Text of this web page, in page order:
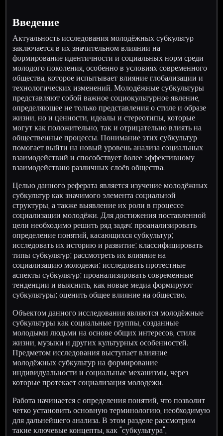
Введение
Актуальность исследования молодёжных субкультур
заключается в их значительном влиянии на
формирование идентичности и социальных норм среди
молодого поколения, особенно в условиях современного
общества, которое испытывает влияние глобализации и
технологических изменений. Молодёжные субкультуры
представляют собой важное социокультурное явление,
определяющее не только представления о стиле и образе
жизни, но и ценности, идеалы и стереотипы, которые
могут как положительно, так и отрицательно влиять на
общественные процессы. Понимание этих субкультур
помогает выйти на новый уровень анализа социальных
взаимодействий и способствует более эффективному
взаимодействию различных слоёв общества.
Целью данного реферата является изучение молодёжных
субкультур как значимого элемента социальной
структуры, а также выявление их роли в процессе
социализации молодёжи. Для достижения поставленной
цели необходимо решить ряд задач: проанализировать
определение понятий, касающихся субкультур;
исследовать их историю и развитие; классифицировать
типы субкультур; рассмотреть их влияние на
социализацию молодежи; исследовать протестные
аспекты субкультур; проанализировать современные
тенденции и выяснить, как новые медиа формируют
субкультуры; оценить общее влияние на общество.
Объектом данного исследования являются молодёжные
субкультуры как социальные группы, созданные
молодыми людьми на основе общих интересов, стиля
жизни, музыки и других культурных особенностей.
Предметом исследования выступает влияние
молодёжных субкультур на формирование
индивидуальности и социальные механизмы, через
которые протекает социализация молодежи.
Работа начинается с определения понятий, что позволит
четко установить основную терминологию, необходимую
для дальнейшего анализа. В этом разделе рассмотрим
такие ключевые концепты, как "субкультура",